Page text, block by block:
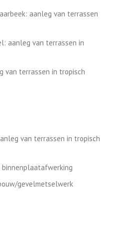
aanleg van terrassen
aanleg van terrassen in
van terrassen in tropisch
van terrassen in tropisch
gevelmetselwerk